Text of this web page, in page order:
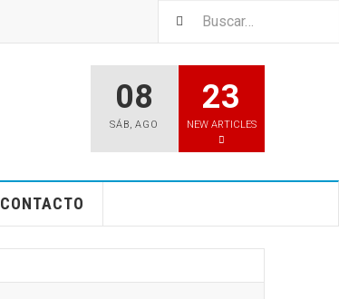
08
SÁB, AGO
23
NEW ARTICLES
CONTACTO